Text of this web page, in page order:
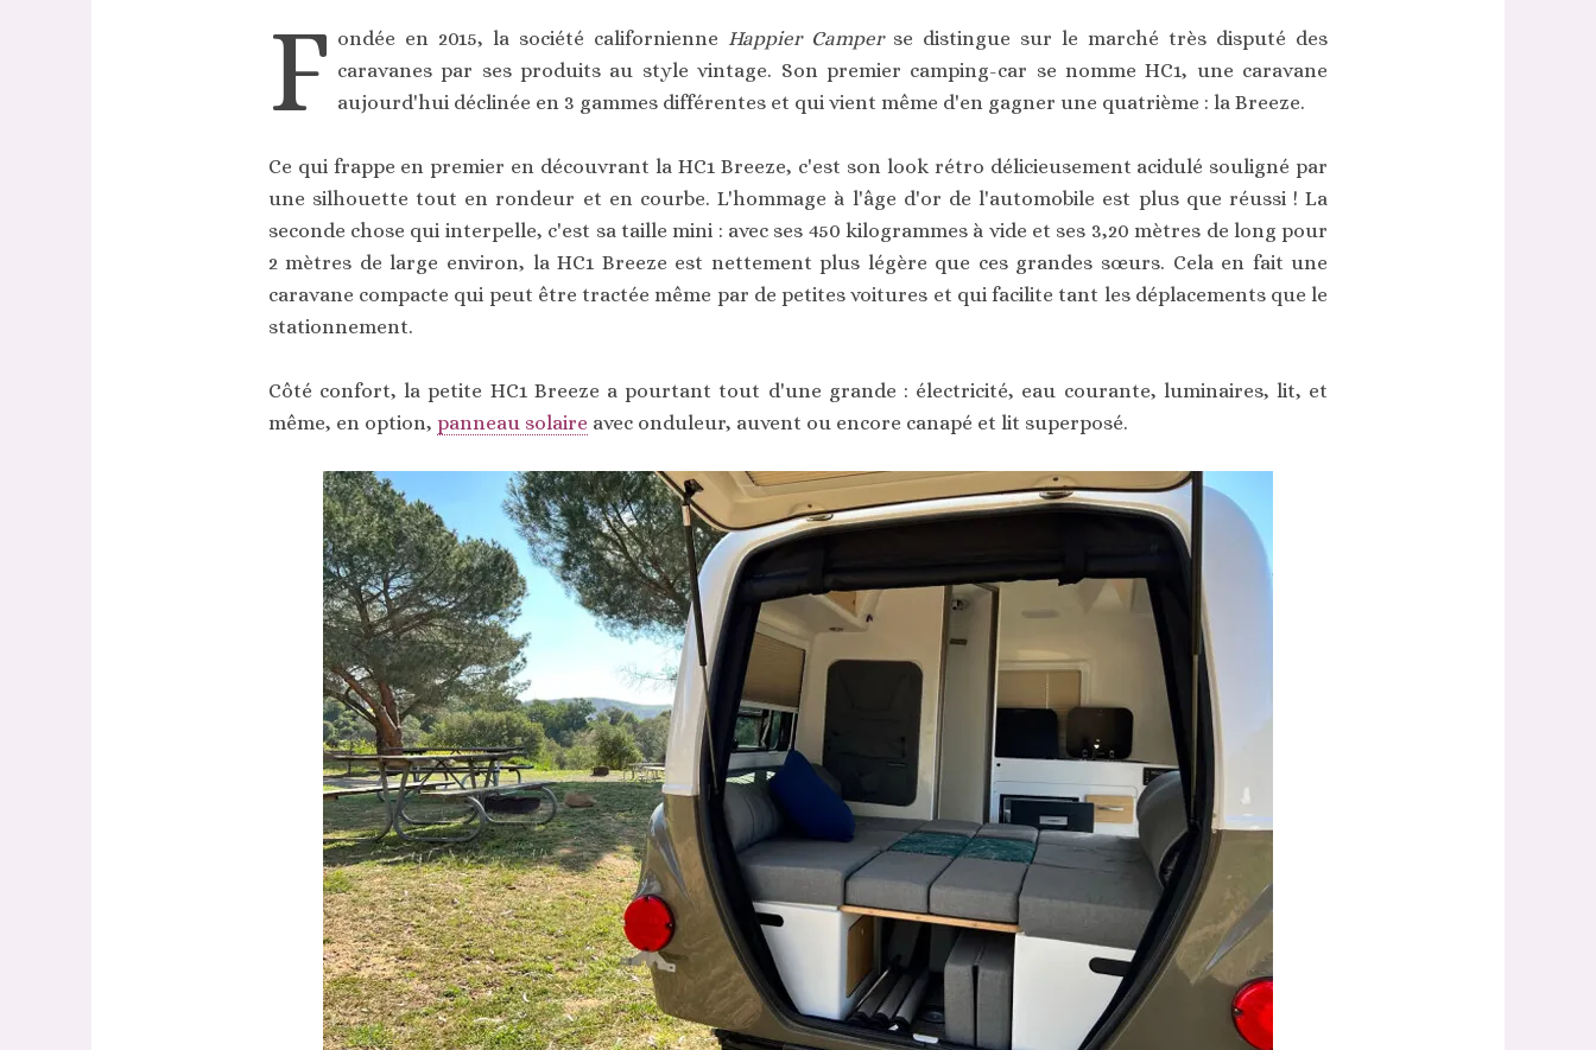
F ondée en 2015, la société californienne Happier Camperse distingue sur le marché très disputé des
caravanes par ses produits au style vintage. Son premier camping-car se nomme HC1, une caravane
aujourd'hui déclinée en 3 gammes différentes et qui vient même d'en gagner une quatrième : la Breeze.
Ce qui frappe en premier en découvrant la HC1 Breeze, c'est son look rétro délicieusement acidulé souligné par
une silhouette tout en rondeur et en courbe. L'hommage à l'âge d'or de l'automobile est plus que réussi ! La
seconde chose qui interpelle, c'est sa taille mini : avec ses 450 kilogrammes à vide et ses 3,20 mètres de long pour
2 mètres de large environ, la HC1 Breeze est nettement plus légère que ces grandes sœurs. Cela en fait une
caravane compacte qui peut être tractée même par de petites voitures et qui facilite tant les déplacements que le
stationnement.
Côté confort, la petite HC1 Breeze a pourtant tout d'une grande : électricité, eau courante, luminaires, lit, et
même, en option, panneau solaire avec onduleur, auvent ou encore canapé et lit superposé.